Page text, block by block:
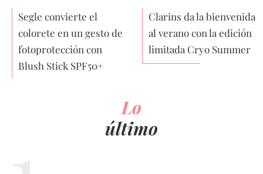
Segle convierte el
colorete en un gesto de
fotoprotección con
Blush Stick SPF50+
Clarins da la bienvenida
al verano con la edición
limitada Cryo Summer
Lo
último